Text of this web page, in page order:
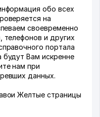
обо всех
на
своевременно
телефонов и других
портала
Вам искренне
нам при
данных.
Желтые страницы